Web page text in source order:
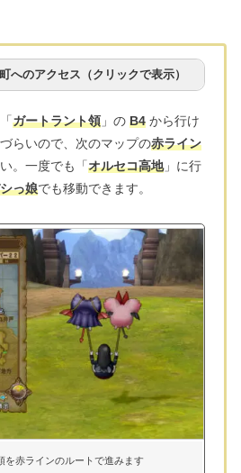
へのアクセス（クリックで表示）
ガートラント領 」の B4 から行け
らいので、次のマップの赤ライン
。一度でも「オルセコ高地」に行
っ娘でも移動できます。
を赤ラインのルートで進みます